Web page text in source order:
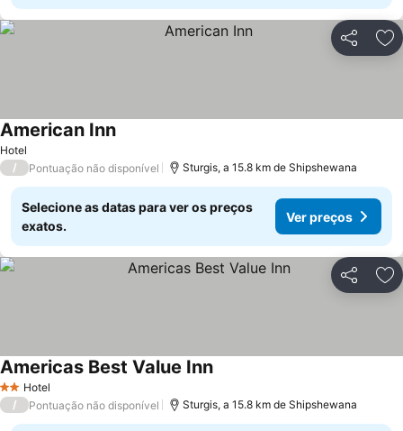
Partilhar
Hotel
American Inn
/ Pontuação não disponível Sturgis, a 15.8 km de Shipshewana
Selecione as datas para ver os preços
exatos.
Ver preços
Partilhar
2 Estrelas
Hotel
Americas Best Value Inn
/ Pontuação não disponível Sturgis, a 15.8 km de Shipshewana